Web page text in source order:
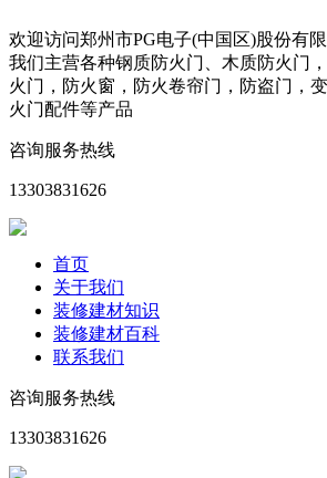
欢迎访问郑州市PG电子(中国区)股份有
我们主营各种钢质防火门、木质防火门
火门，防火窗，防火卷帘门，防盗门，
火门配件等产品
咨询服务热线
13303831626
首页
关于我们
装修建材知识
装修建材百科
联系我们
咨询服务热线
13303831626